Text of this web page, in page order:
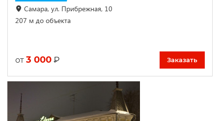
Самара, ул. Прибрежная, 10
207 м до объекта
от 3 000 ₽ Заказать